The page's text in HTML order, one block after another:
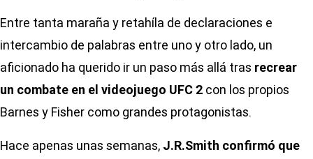
Entre tanta maraña y retahíla de declaraciones e
intercambio de palabras entre uno y otro lado, un
aficionado ha querido ir un paso más allá tras recrear
un combate en el videojuego UFC 2 con los propios
Barnes y Fisher como grandes protagonistas.
Hace apenas unas semanas, J.R.Smith confirmó que